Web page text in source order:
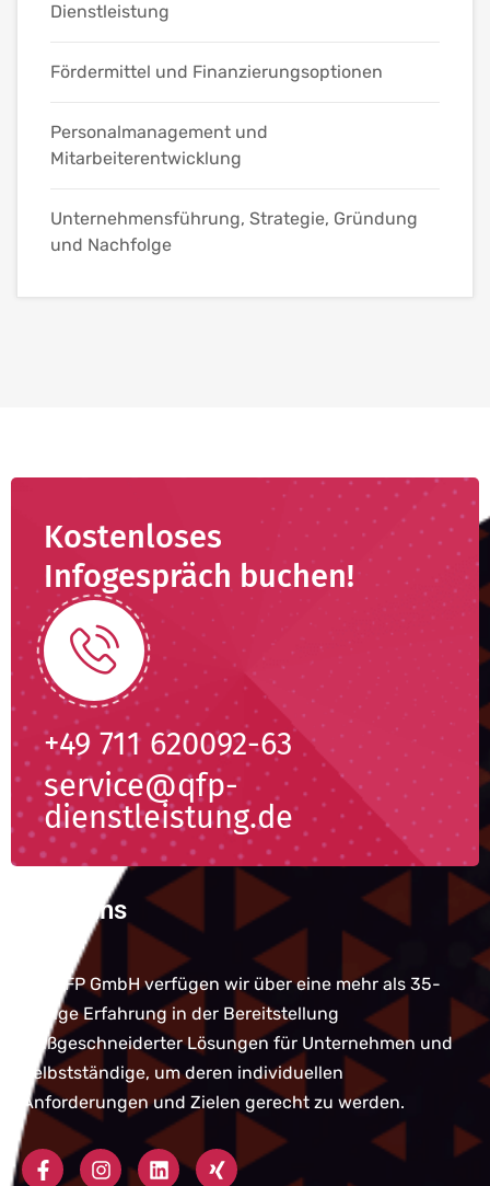
Dienstleistung
Fördermittel und Finanzierungsoptionen
Personalmanagement und
Mitarbeiterentwicklung
Unternehmensführung, Strategie, Gründung
und Nachfolge
Kostenloses
Infogespräch buchen!
+49 711 620092-63
service@qfp-
dienstleistung.de
Über uns
Bei QFP GmbH verfügen wir über eine mehr als 35-
jährige Erfahrung in der Bereitstellung
maßgeschneiderter Lösungen für Unternehmen und
Selbstständige, um deren individuellen
Anforderungen und Zielen gerecht zu werden.